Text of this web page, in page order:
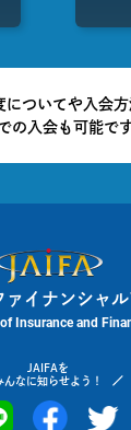
についてや入会
の入会も可能です
ァイナンシャ
Insurance and
JAIFAを
んなに知らせよう！